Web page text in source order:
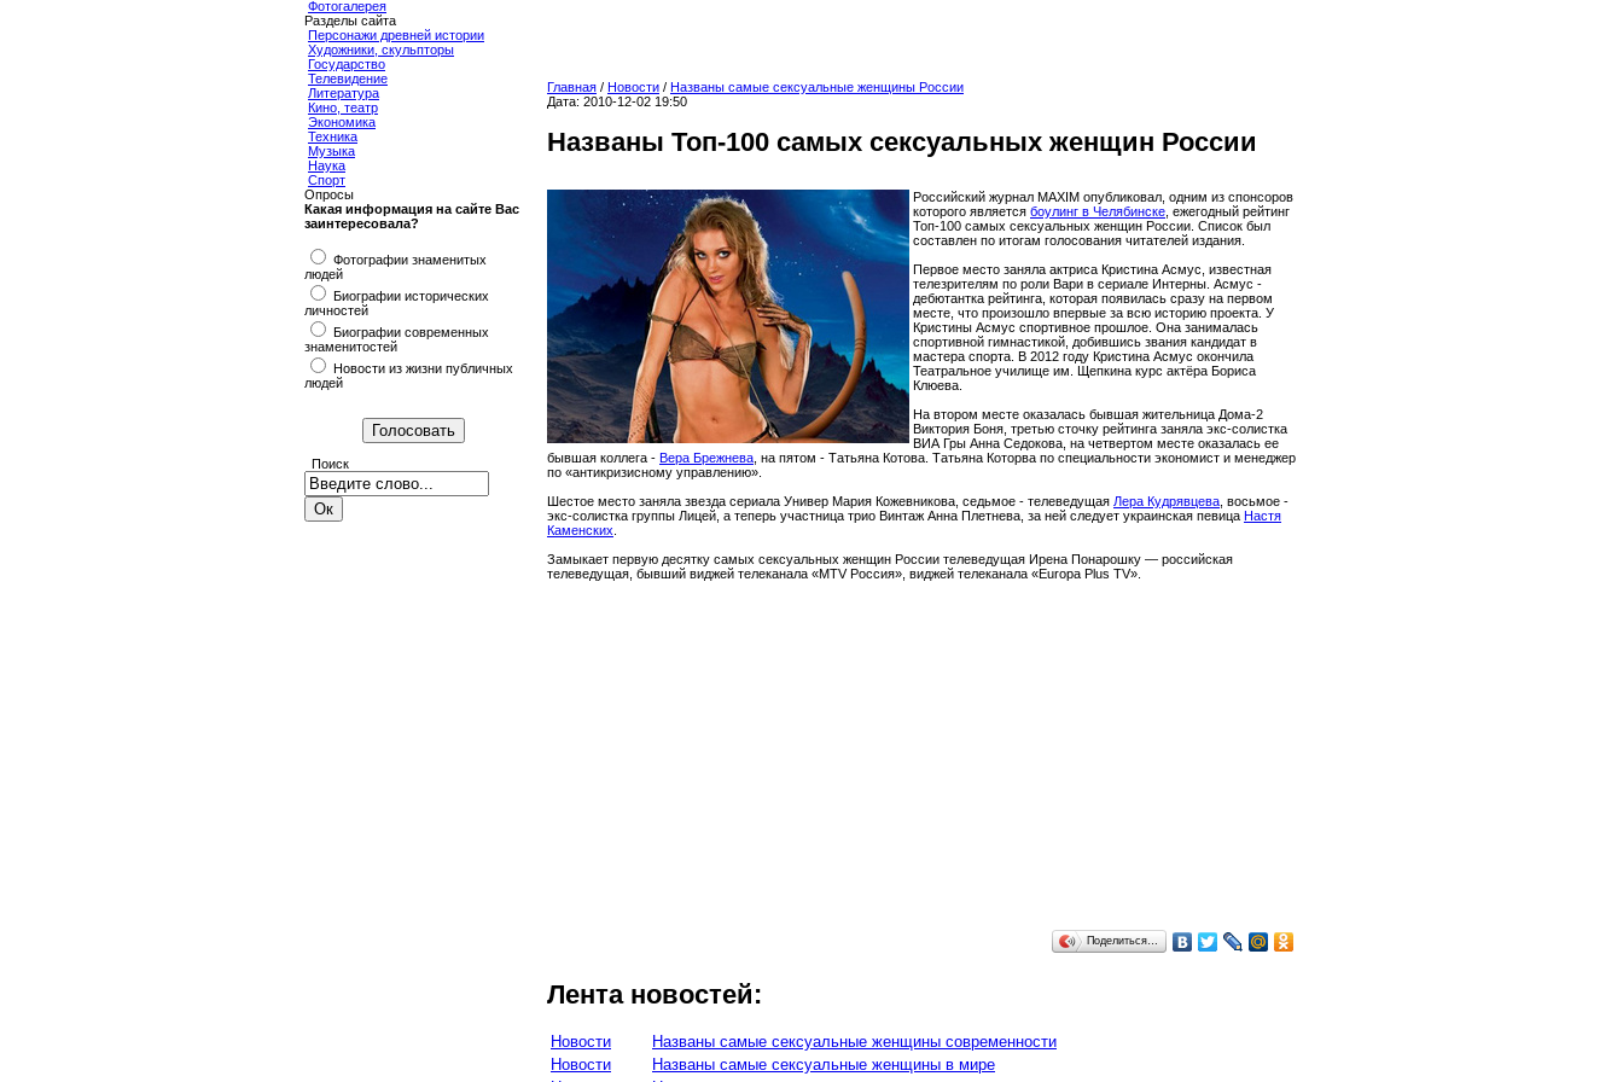
Фотогалерея
Разделы сайта
Персонажи древней истории
Художники, скульпторы
Государство
Телевидение
Литература
Кино, театр
Экономика
Техника
Музыка
Наука
Спорт
Опросы
Какая информация на сайте Вас
заинтересовала?
Фотографии знаменитых
людей
Биографии исторических
личностей
Биографии современных
знаменитостей
Новости из жизни публичных
людей
Поиск
Главная / Новости / Названы самые сексуальные женщины России
Дата: 2010-12-02 19:50
Названы Топ-100 самых сексуальных женщин России
Российский журнал MAXIM опубликовал, одним из спонсоров
которого является боулинг в Челябинске, ежегодный рейтинг
Топ-100 самых сексуальных женщин России. Список был
составлен по итогам голосования читателей издания.
Первое место заняла актриса Кристина Асмус, известная
телезрителям по роли Вари в сериале Интерны. Асмус -
дебютантка рейтинга, которая появилась сразу на первом
месте, что произошло впервые за всю историю проекта. У
Кристины Асмус спортивное прошлое. Она занималась
спортивной гимнастикой, добившись звания кандидат в
мастера спорта. В 2012 году Кристина Асмус окончила
Театральное училище им. Щепкина курс актёра Бориса
Клюева.
На втором месте оказалась бывшая жительница Дома-2
Виктория Боня, третью сточку рейтинга заняла экс-солистка
ВИА Гры Анна Седокова, на четвертом месте оказалась ее
бывшая коллега - Вера Брежнева, на пятом - Татьяна Котова. Татьяна Которва по специальности экономист и менеджер
по «антикризисному управлению».
Шестое место заняла звезда сериала Универ Мария Кожевникова, седьмое - телеведущая Лера Кудрявцева, восьмое -
экс-солистка группы Лицей, а теперь участница трио Винтаж Анна Плетнева, за ней следует украинская певица Настя
Каменских.
Замыкает первую десятку самых сексуальных женщин России телеведущая Ирена Понарошку — российская
телеведущая, бывший виджей телеканала «MTV Россия», виджей телеканала «Europa Plus TV».
Поделиться…
Лента новостей:
Новости
Названы самые сексуальные женщины современности
Новости
Названы самые сексуальные женщины в мире